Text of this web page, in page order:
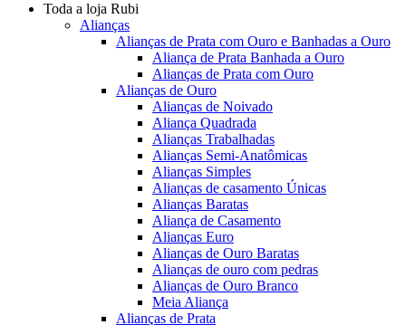
Toda a loja Rubi
Alianças
Alianças de Prata com Ouro e Banhadas a Ouro
Aliança de Prata Banhada a Ouro
Alianças de Prata com Ouro
Alianças de Ouro
Alianças de Noivado
Aliança Quadrada
Alianças Trabalhadas
Alianças Semi-Anatômicas
Alianças Simples
Alianças de casamento Únicas
Alianças Baratas
Aliança de Casamento
Alianças Euro
Alianças de Ouro Baratas
Alianças de ouro com pedras
Alianças de Ouro Branco
Meia Aliança
Alianças de Prata